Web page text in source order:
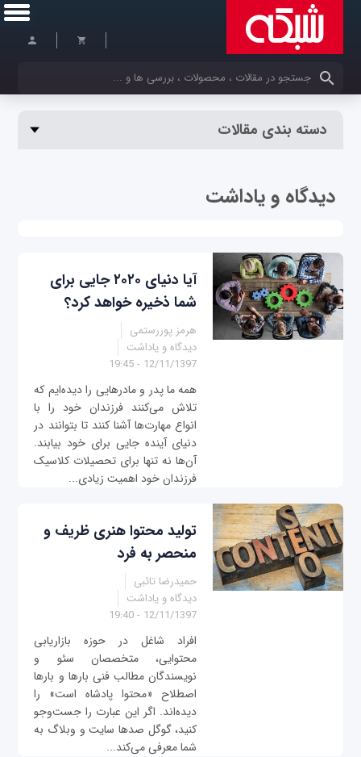
کلمات کلیدی خود را وارد کنید
دسته بندی مقالات
دیدگاه و یاداشت
آیا دنیای ۲۰۲۰ جایی برای
شما ذخیره خواهد کرد؟
هرمز پوررستمی
دیدگاه و یاداشت
12/11/1397 - 19:45
همه ما پدر و مادرهایی را دیده‌ایم که
تلاش می‌کنند فرزندان خود را با
انواع مهارت‌ها آشنا کنند تا بتوانند در
دنیای آینده جایی برای خود بیابند.
آن‌ها نه تنها برای تحصیلات کلاسیک
فرزندان خود اهمیت زیادی...
تولید محتوا هنری ظریف و
منحصر به فرد
حمیدرضا تائبی
دیدگاه و یاداشت
12/11/1397 - 19:40
افراد شاغل در حوزه بازاریابی
محتوایی، متخصصان سئو و
نویسندگان مطالب فنی بارها و بارها
اصطلاح «محتوا پادشاه است» را
دیده‌اند. اگر این عبارت را جست‌وجو
کنید، گوگل صدها سایت و وبلاگ به
شما معرفی می‌کند...